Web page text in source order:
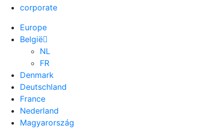
corporate
Europe
België
NL
FR
Denmark
Deutschland
France
Nederland
Magyarország